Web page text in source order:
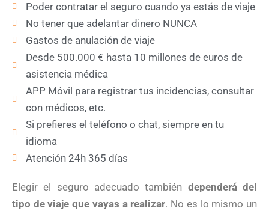
Poder contratar el seguro cuando ya estás de viaje
No tener que adelantar dinero NUNCA
Gastos de anulación de viaje
Desde 500.000 € hasta 10 millones de euros de
asistencia médica
APP Móvil para registrar tus incidencias, consultar
con médicos, etc.
Si prefieres el teléfono o chat, siempre en tu
idioma
Atención 24h 365 días
Elegir el seguro adecuado también dependerá del
tipo de viaje que vayas a realizar. No es lo mismo un